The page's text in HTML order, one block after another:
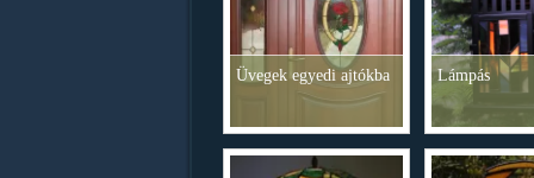
Üvegek egyedi ajtókba Lámpás